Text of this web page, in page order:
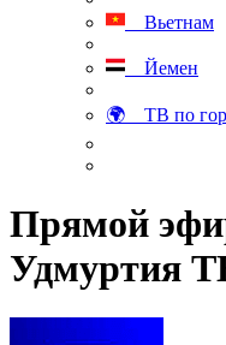
Вьетнам
Йемен
🌍 ТВ по
Прямой
Удмуртия